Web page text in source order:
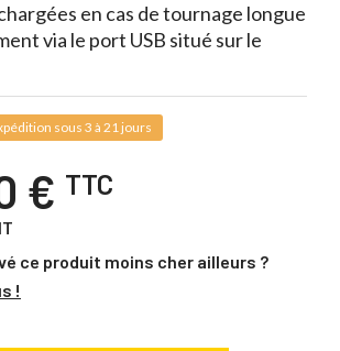
en cas de tournage longue
via le port USB situé sur le
sous 3 à 21 jours
€ TTC
ce produit moins cher ailleurs ?
!